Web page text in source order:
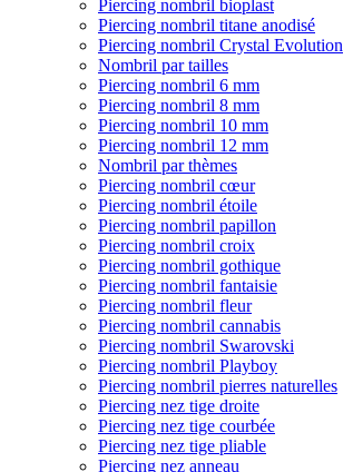
Piercing nombril bioplast
Piercing nombril titane anodisé
Piercing nombril Crystal Evolution
Nombril par tailles
Piercing nombril 6 mm
Piercing nombril 8 mm
Piercing nombril 10 mm
Piercing nombril 12 mm
Nombril par thèmes
Piercing nombril cœur
Piercing nombril étoile
Piercing nombril papillon
Piercing nombril croix
Piercing nombril gothique
Piercing nombril fantaisie
Piercing nombril fleur
Piercing nombril cannabis
Piercing nombril Swarovski
Piercing nombril Playboy
Piercing nombril pierres naturelles
Piercing nez tige droite
Piercing nez tige courbée
Piercing nez tige pliable
Piercing nez anneau